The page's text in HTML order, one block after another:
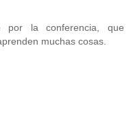
por la conferencia, que
muchas cosas.